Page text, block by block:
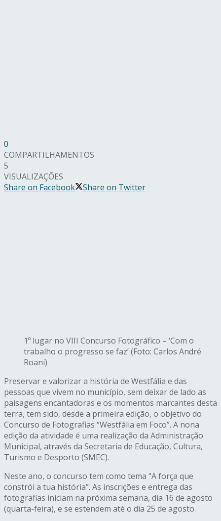
0
COMPARTILHAMENTOS
5
VISUALIZAÇÕES
Share on Facebook
Share on Twitter
1º lugar no VIII Concurso Fotográfico – ‘Com o
trabalho o progresso se faz’ (Foto: Carlos André
Roani)
Preservar e valorizar a história de Westfália e das
pessoas que vivem no município, sem deixar de lado as
paisagens encantadoras e os momentos marcantes desta
terra, tem sido, desde a primeira edição, o objetivo do
Concurso de Fotografias “Westfália em Foco”. A nona
edição da atividade é uma realização da Administração
Municipal, através da Secretaria de Educação, Cultura,
Turismo e Desporto (SMEC).
Neste ano, o concurso tem como tema “A força que
constrói a tua história”. As inscrições e entrega das
fotografias iniciam na próxima semana, dia 16 de agosto
(quarta-feira), e se estendem até o dia 25 de agosto.